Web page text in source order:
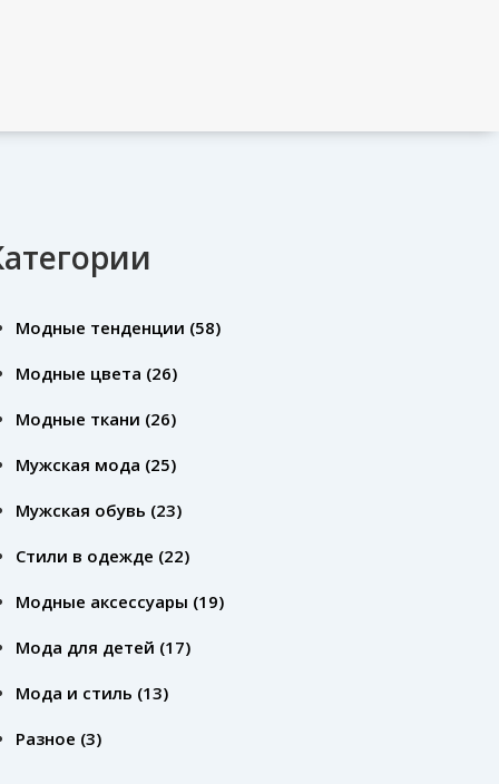
Модные тенденции (58)
Модные цвета (26)
Модные ткани (26)
Мужская мода (25)
Мужская обувь (23)
Стили в одежде (22)
Модные аксессуары (19)
Мода для детей (17)
Мода и стиль (13)
Разное (3)